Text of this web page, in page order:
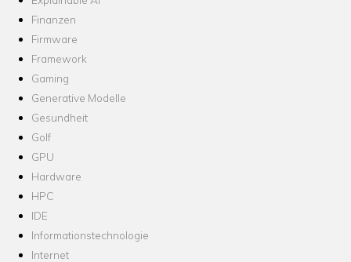
Finanzen
Firmware
Framework
Gaming
Generative Modelle
Gesundheit
Golf
GPU
Hardware
HPC
IDE
Informationstechnologie
Internet